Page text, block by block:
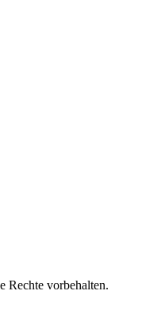
Rechte vorbehalten.